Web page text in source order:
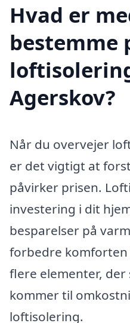
Hvad er
bestemme
Agerskov?
Når du overvejer
er det vigtigt at
påvirker prisen.
investering i dit
besparelser på
forbedre komforten
flere elementer,
kommer til
loftisolering.